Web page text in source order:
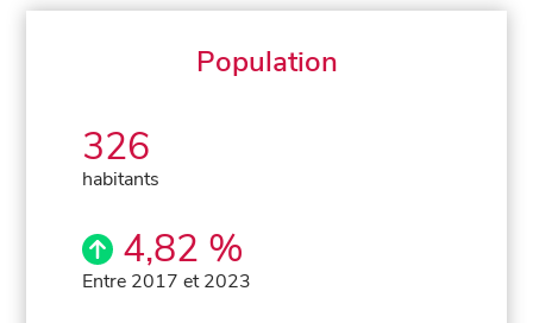
Population
326
habitants
4,82 %
Entre 2017 et 2023